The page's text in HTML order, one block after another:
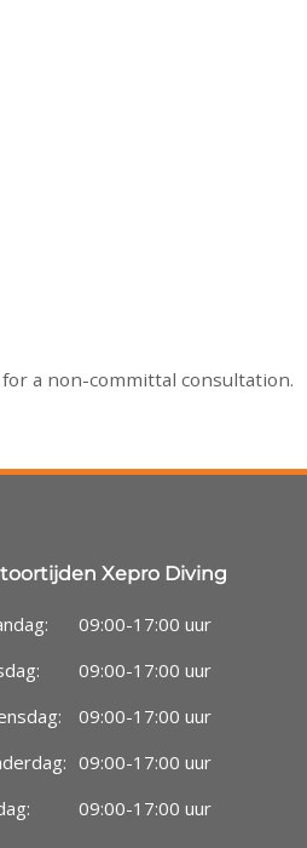
a non-committal consultation.
Xepro Diving
09:00-17:00 uur
09:00-17:00 uur
09:00-17:00 uur
09:00-17:00 uur
09:00-17:00 uur